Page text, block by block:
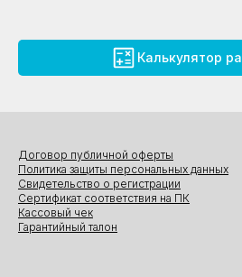
Калькулятор
Договор публичной оферты
Политика защиты персональных данных
Свидетельство о регистрации
Сертификат соответствия на ПК
Кассовый чек
Гарантийный талон